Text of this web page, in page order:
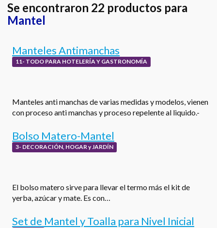
Se encontraron 22 productos para
Mantel
Manteles Antimanchas
11- TODO PARA HOTELERÍA Y GASTRONOMÍA
Manteles anti manchas de varias medidas y modelos, vienen
con proceso anti manchas y proceso repelente al liquido.-
Bolso Matero-Mantel
3- DECORACIÓN, HOGAR y JARDÍN
El bolso matero sirve para llevar el termo más el kit de
yerba, azúcar y mate. Es con…
Set de Mantel y Toalla para Nivel Inicial